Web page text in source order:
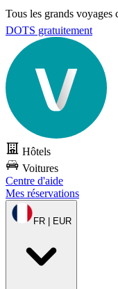
Tous les grands voyages
DOTS gratuitement
Hôtels
Voitures
Centre d'aide
Mes réservations
FR | EUR